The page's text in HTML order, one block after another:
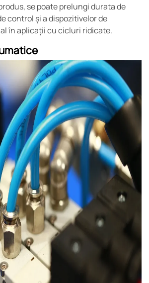
se poate prelungi durata de
control și a dispozitivelor de
în aplicații cu cicluri ridicate.